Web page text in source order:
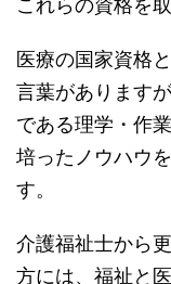
これらの資格を
医療の国家資格
言葉があります
である理学・作
培ったノウハウ
す。
介護福祉士から
方には、福祉と